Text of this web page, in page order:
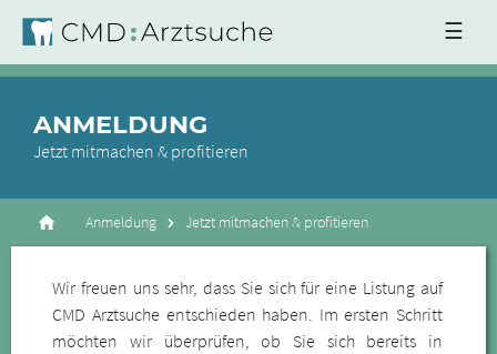
☰
ANMELDUNG
Jetzt mitmachen & profitieren
Anmeldung Jetzt mitmachen & profitieren
Wir freuen uns sehr, dass Sie sich für eine Listung auf
CMD Arztsuche entschieden haben. Im ersten Schritt
möchten wir überprüfen, ob Sie sich bereits in